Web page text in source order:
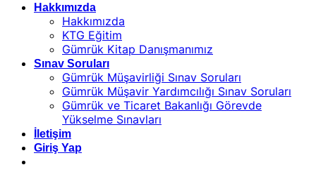
Hakkımızda
Hakkımızda
KTG Eğitim
Gümrük Kitap Danışmanımız
Sınav Soruları
Gümrük Müşavirliği Sınav Soruları
Gümrük Müşavir Yardımcılığı Sınav Soruları
Gümrük ve Ticaret Bakanlığı Görevde
Yükselme Sınavları
İletişim
Giriş Yap